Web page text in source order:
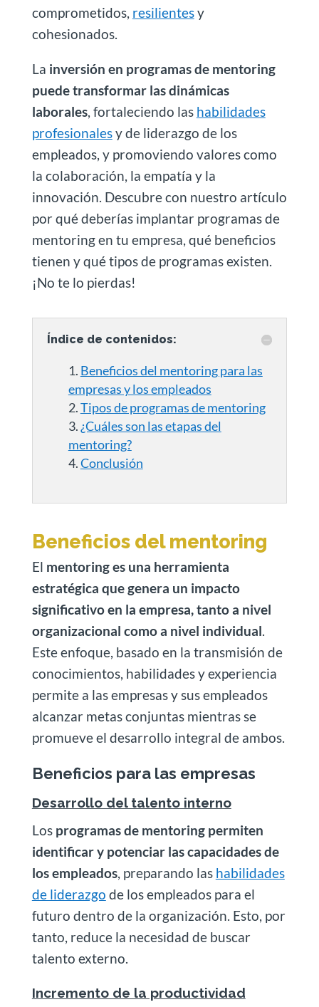
comprometidos, resilientesy
cohesionados.
La inversión en programas de mentoring
puede transformar las dinámicas
laborales, fortaleciendo las habilidades
profesionalesy de liderazgo de los
empleados, y promoviendo valores como
la colaboración, la empatía y la
innovación. Descubre con nuestro artículo
por qué deberías implantar programas de
mentoring en tu empresa, qué beneficios
tienen y qué tipos de programas existen.
¡No te lo pierdas!
Índice de contenidos:
Beneficios del mentoring para las
empresas y los empleados
Tipos de programas de mentoring
¿Cuáles son las etapas del
mentoring?
Conclusión
Beneficios del mentoring
El mentoring es una herramienta
estratégica que genera un impacto
significativo en la empresa, tanto a nivel
organizacional como a nivel individual.
Este enfoque, basado en la transmisión de
conocimientos, habilidades y experiencia
permite a las empresas y sus empleados
alcanzar metas conjuntas mientras se
promueve el desarrollo integral de ambos.
Beneficios para las empresas
Desarrollo del talento interno
Los programas de mentoring permiten
identificar y potenciar las capacidades de
los empleados, preparando las habilidades
de liderazgo de los empleados para el
futuro dentro de la organización. Esto, por
tanto, reduce la necesidad de buscar
talento externo.
Incremento de la productividad